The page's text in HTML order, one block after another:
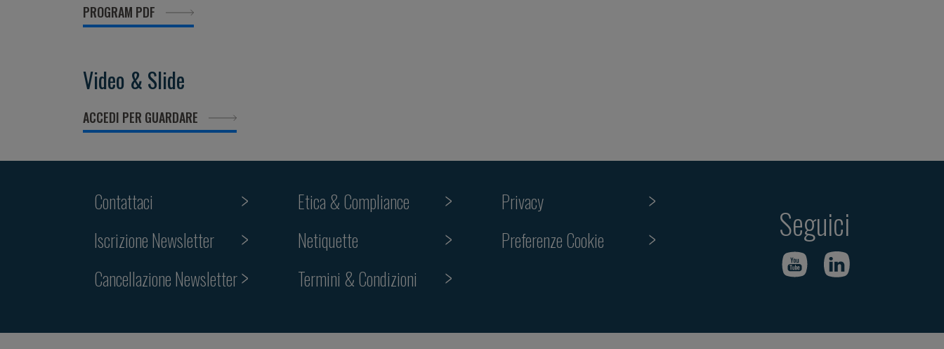
PROGRAM PDF
Video & Slide
ACCEDI PER GUARDARE
Contattaci
Iscrizione Newsletter
Cancellazione Newsletter
Etica & Compliance
Netiquette
Termini & Condizioni
Privacy
Preferenze Cookie
Seguici